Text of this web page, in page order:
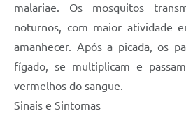
malariae. Os mosquitos
noturnos, com maior atividade
amanhecer. Após a picada, os
fígado, se multiplicam e
vermelhos do sangue.
Sinais e Sintomas